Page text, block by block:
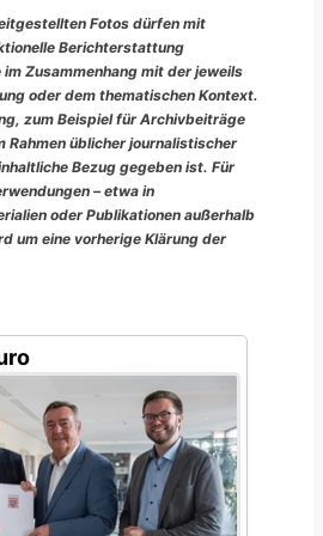
Fotos dürfen mit
Berichterstattung
Zusammenhang mit der jeweils
oder dem thematischen Kontext.
zum Beispiel für Archivbeiträge
Rahmen üblicher journalistischer
Bezug gegeben ist. Für
– etwa in
oder Publikationen außerhalb
um eine vorherige Klärung der